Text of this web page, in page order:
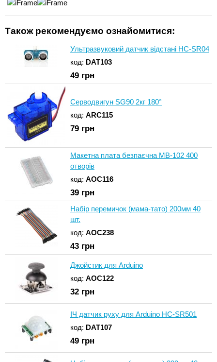
Також рекомендуємо ознайомитися:
Ультразвуковий датчик відстані HC-SR04
код: DAT103
49 грн
Серводвигун SG90 2кг 180°
код: ARC115
79 грн
Макетна плата безпаєчна MB-102 400
отворів
код: AOC116
39 грн
Набір перемичок (мама-тато) 200мм 40
шт.
код: AOC238
43 грн
Джойстик для Arduino
код: AOC122
32 грн
ІЧ датчик руху для Arduino HC-SR501
код: DAT107
49 грн